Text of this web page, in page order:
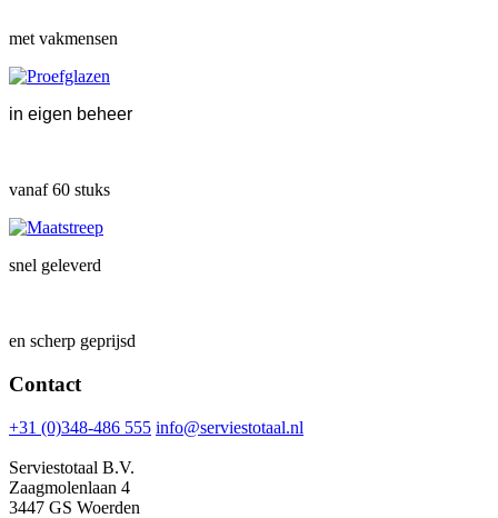
met vakmensen
in eigen beheer
vanaf 60 stuks
snel geleverd
en scherp geprijsd
Contact
+31 (0)348-486 555 info@serviestotaal.nl
Serviestotaal B.V.
Zaagmolenlaan 4
3447 GS Woerden